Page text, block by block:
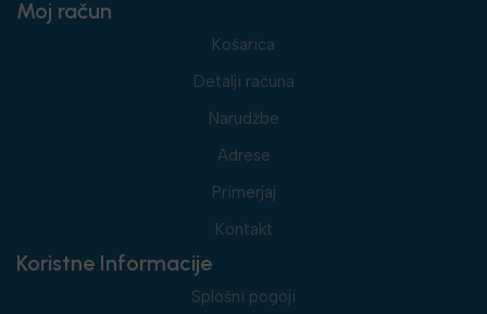
Moj račun
Košarica
Detalji računa
Narudžbe
Adrese
Primerjaj
Kontakt
Koristne Informacije
Splošni pogoji